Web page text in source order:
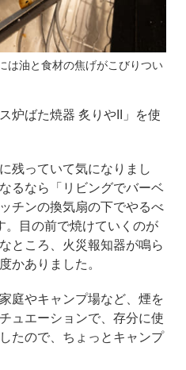
は油と食材の焦げがこびりつい
炉ばた焼器 炙りやII」を使
残っていて気になりまし
るなら「リビングでバーベ
チンの換気扇の下でやるべ
。目の前で焼けていくのが
ところ、火災報知器が鳴ら
かありました。
庭やキャンプ場など、煙を
ュエーションで、存分に使
たので、ちょっとキャンプ